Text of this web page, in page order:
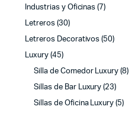
Industrias y Oficinas (7)
Letreros (30)
Letreros Decorativos (50)
Luxury (45)
Silla de Comedor Luxury (8)
Sillas de Bar Luxury (23)
Sillas de Oficina Luxury (5)